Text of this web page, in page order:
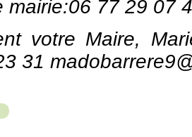
mairie:06 77 29 07
votre Maire,
31